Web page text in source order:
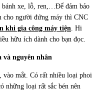
bánh xe, lỗ, ren,…Để đảm bảo
cho người đứng máy thì CNC
khi gia công máy tiện. Hi
hữu ích dành cho bạn đọc.
và nguyên nhân
mắt. Có rất nhiều loại phoi
những loại rất sắc bén nên